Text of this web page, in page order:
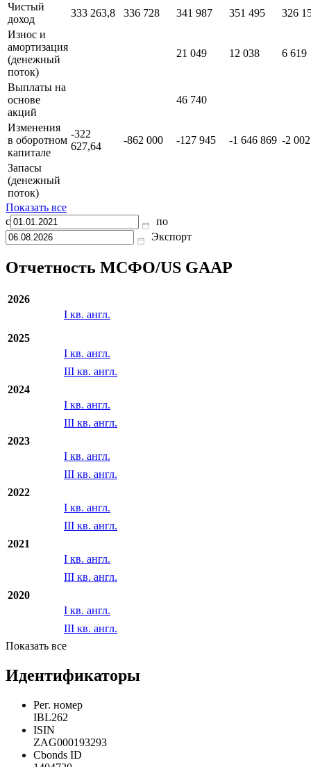
Чистый
доход
333 263,8 336 728 341 987 351 495
326
Износ и
амортизация
(денежный
поток)
21 049 12 038 6 619
Выплаты на
основе
акций
46 740
Изменения
в оборотном
капитале
-322
627,64
-862 000 -127 945 -1 646 869 -2
Запасы
(денежный
поток)
Показать все
с
по
Экспорт
Отчетность МСФО/US GAAP
2026
I кв. англ.
2025
I кв. англ.
III кв. англ.
2024
I кв. англ.
III кв. англ.
2023
I кв. англ.
III кв. англ.
2022
I кв. англ.
III кв. англ.
2021
I кв. англ.
III кв. англ.
2020
I кв. англ.
III кв. англ.
Показать все
Идентификаторы
Рег. номер
IBL262
ISIN
ZAG000193293
Cbonds ID